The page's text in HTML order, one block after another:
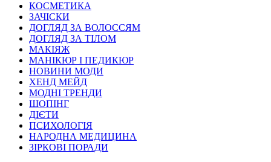
КОСМЕТИКА
ЗАЧІСКИ
ДОГЛЯД ЗА ВОЛОССЯМ
ДОГЛЯД ЗА ТІЛОМ
МАКІЯЖ
МАНІКЮР І ПЕДИКЮР
НОВИНИ МОДИ
ХЕНД МЕЙД
МОДНІ ТРЕНДИ
ШОПІНГ
ДІЄТИ
ПСИХОЛОГІЯ
НАРОДНА МЕДИЦИНА
ЗІРКОВІ ПОРАДИ